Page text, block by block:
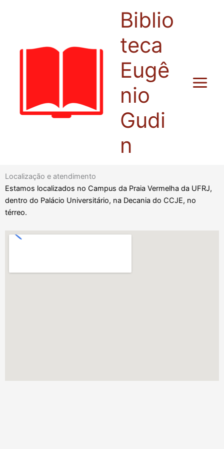
Biblio
teca
Eugê
nio
Gudi
n
Localização e atendimento
Estamos localizados no Campus da Praia Vermelha da UFRJ,
dentro do Palácio Universitário, na Decania do CCJE, no
térreo.